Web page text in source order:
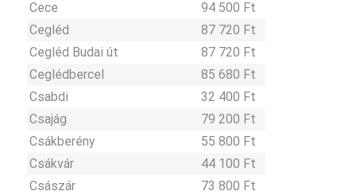
Cece
94 500 Ft
Cegléd
87 720 Ft
Cegléd Budai út
87 720 Ft
Ceglédbercel
85 680 Ft
Csabdi
32 400 Ft
Csajág
79 200 Ft
Csákberény
55 800 Ft
Csákvár
44 100 Ft
Császár
73 800 Ft